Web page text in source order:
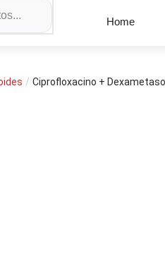
Home
/ Ciprofloxacino +